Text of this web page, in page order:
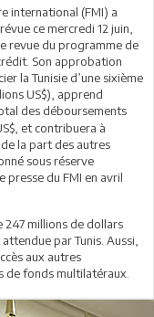
international (FMI) a
ce mercredi 12 juin,
revue du programme de
Son approbation
la Tunisie d’une sixième
US$), apprend
des déboursements
et contribuera à
la part des autres
sous réserve
presse du FMI en avril
millions de dollars
par Tunis. Aussi,
aux autres
de fonds multilatéraux.